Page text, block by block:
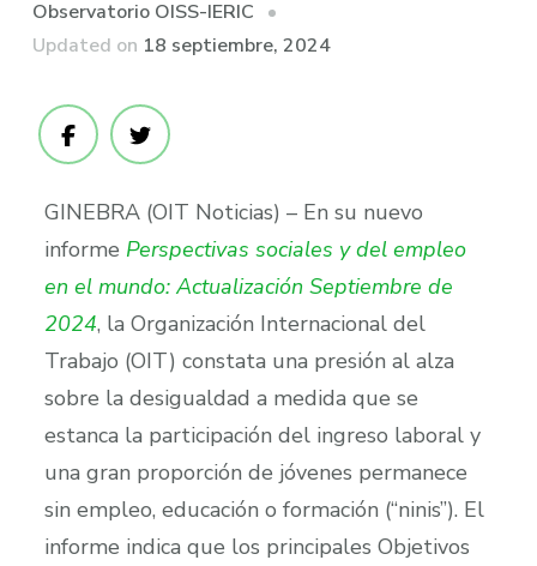
Observatorio OISS-IERIC
Updated on 18 septiembre, 2024
GINEBRA (OIT Noticias) – En su nuevo
informe Perspectivas sociales y del empleo
en el mundo: Actualización Septiembre de
2024, la Organización Internacional del
Trabajo (OIT) constata una presión al alza
sobre la desigualdad a medida que se
estanca la participación del ingreso laboral y
una gran proporción de jóvenes permanece
sin empleo, educación o formación (“ninis”). El
informe indica que los principales Objetivos